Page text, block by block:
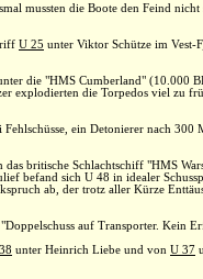
mussten die Boote den Feind
U 25 unter Viktor Schütze im Vest-
die "HMS Cumberland" (10.000
explodierten die Torpedos viel zu
ein Detonierer nach
britische Schlachtschiff "HMS
befand sich U 48 in idealer
ab, der trotz aller Kürze
auf Transporter. Kein
unter Heinrich Liebe und von U 37